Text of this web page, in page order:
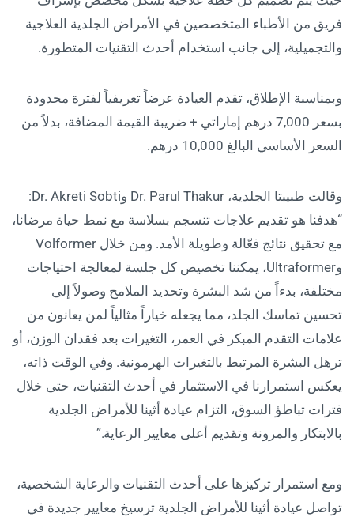
فريق من الأطباء المتخصصين في الأمراض الجلدية العلاجية
والتجميلية، إلى جانب استخدام أحدث التقنيات المتطورة.
وبمناسبة الإطلاق، تقدم العيادة عرضاً تعريفياً لفترة محدودة
بسعر 7,000 درهم إماراتي + ضريبة القيمة المضافة، بدلاً من
السعر الأساسي البالغ 10,000 درهم.
وقالت طبيبتا الجلدية، Dr. Parul Thakur وDr. Akreti Sobti:
“هدفنا هو تقديم علاجات تنسجم بسلاسة مع نمط حياة مرضانا،
مع تحقيق نتائج فعّالة وطويلة الأمد. ومن خلال Volformer
وUltraformer، يمكننا تخصيص كل جلسة لمعالجة احتياجات
مختلفة، بدءاً من شد البشرة وتحديد الملامح وصولاً إلى
تحسين تماسك الجلد، مما يجعله خياراً مثالياً لمن يعانون من
علامات التقدم المبكر في العمر، التغيرات بعد فقدان الوزن، أو
ترهل البشرة المرتبط بالتغيرات الهرمونية. وفي الوقت ذاته،
يعكس استمرارنا في الاستثمار في أحدث التقنيات، حتى خلال
فترات تباطؤ السوق، التزام عيادة أثينا للأمراض الجلدية
بالابتكار والمرونة وتقديم أعلى معايير الرعاية.”
ومع استمرار تركيزها على أحدث التقنيات والرعاية الشخصية،
تواصل عيادة أثينا للأمراض الجلدية ترسيخ معايير جديدة في